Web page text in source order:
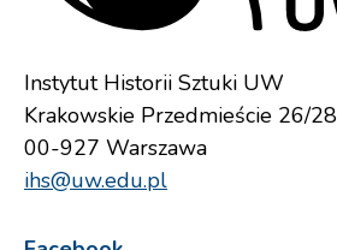
Instytut Historii Sztuki UW
Krakowskie Przedmieście 26/28
00-927 Warszawa
ihs@uw.edu.pl